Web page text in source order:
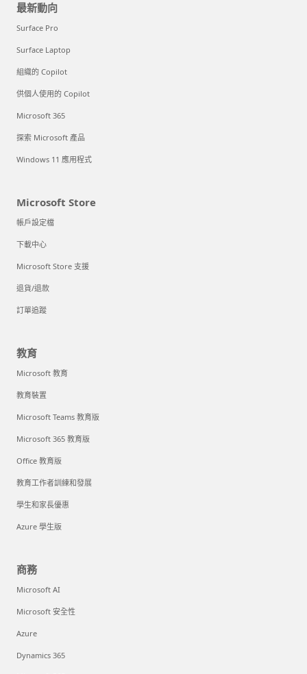
最新動向
Surface Pro
Surface Laptop
組織的 Copilot
供個人使用的 Copilot
Microsoft 365
探索 Microsoft 產品
Windows 11 應用程式
Microsoft Store
帳戶設定檔
下載中心
Microsoft Store 支援
退貨/退款
訂單追蹤
教育
Microsoft 教育
教育裝置
Microsoft Teams 教育版
Microsoft 365 教育版
Office 教育版
教育工作者訓練和發展
學生和家長優惠
Azure 學生版
商務
Microsoft AI
Microsoft 安全性
Azure
Dynamics 365